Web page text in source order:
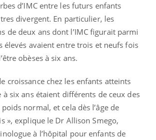
d’IMC entre les futurs enfants
divergent. En particulier, les
de deux ans dont l’IMC figurait parmi
élevés avaient entre trois et neufs fois
obèses à six ans.
croissance chez les enfants atteints
à six ans étaient différents de ceux des
normal, et cela dès l’âge de
», explique le Dr Allison Smego,
à l’hôpital pour enfants de